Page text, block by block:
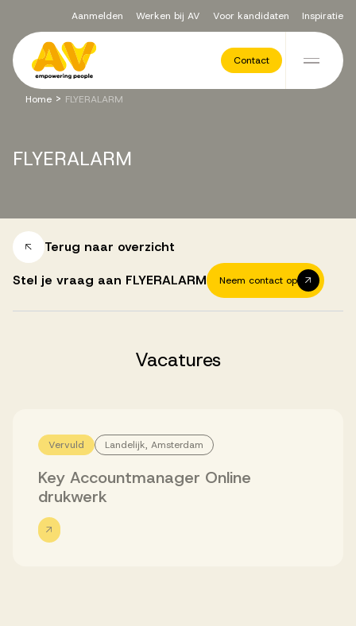
Ga naar de inhoud
Aanmelden Werken bij AV Voor kandidaten Inspiratie
Contact
Voor opdrachtgevers
Recruitment Services
Vacatures
Successen
Succesverhalen
Vervulde vacatures
Home > FLYERALARM
FLYERALARM
Terug naar overzicht
Stel je vraag aan FLYERALARM
Neem contact op
Vacatures
Vervuld Landelijk, Amsterdam
Key Accountmanager Online
drukwerk